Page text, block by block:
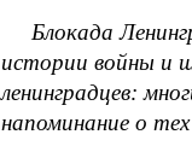
Блокада
истории войны и
ленинградцев:
напоминание о